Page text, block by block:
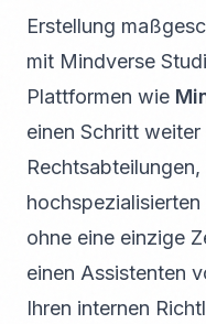
Erstellung
mit Mindverse
Plattformen wie
einen Schritt
ohne eine einzige
einen Assistenten
Ihren internen